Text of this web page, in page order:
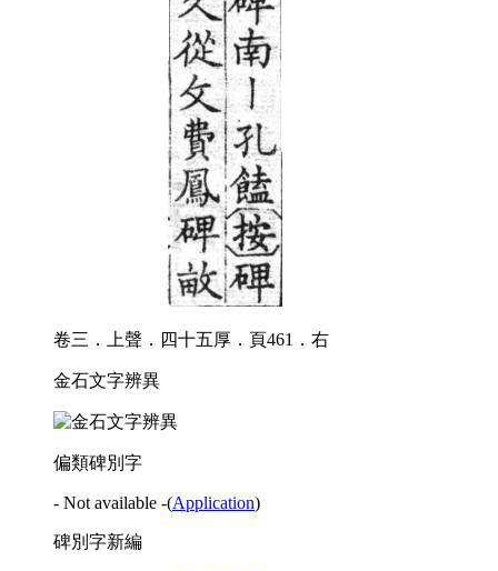
卷三．上聲．四十五厚．頁461．右
金石文字辨異
偏類碑別字
- Not available -(Application)
碑別字新編